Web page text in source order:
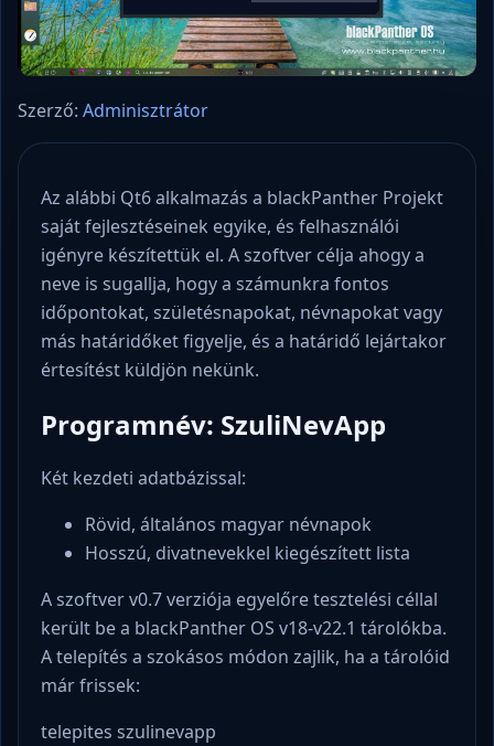
Szerző: Adminisztrátor
Az alábbi Qt6 alkalmazás a blackPanther Projekt
saját fejlesztéseinek egyike, és felhasználói
igényre készítettük el. A szoftver célja ahogy a
neve is sugallja, hogy a számunkra fontos
időpontokat, születésnapokat, névnapokat vagy
más határidőket figyelje, és a határidő lejártakor
értesítést küldjön nekünk.
Programnév: SzuliNevApp
Két kezdeti adatbázissal:
Rövid, általános magyar névnapok
Hosszú, divatnevekkel kiegészített lista
A szoftver v0.7 verziója egyelőre tesztelési céllal
került be a blackPanther OS v18-v22.1 tárolókba.
A telepítés a szokásos módon zajlik, ha a tárolóid
már frissek:
telepites szulinevapp